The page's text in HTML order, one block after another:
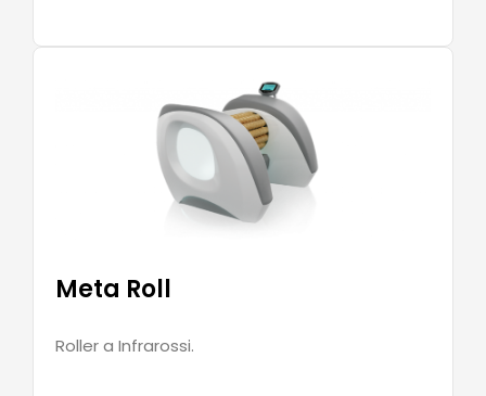
Meta Roll
Roller a Infrarossi.